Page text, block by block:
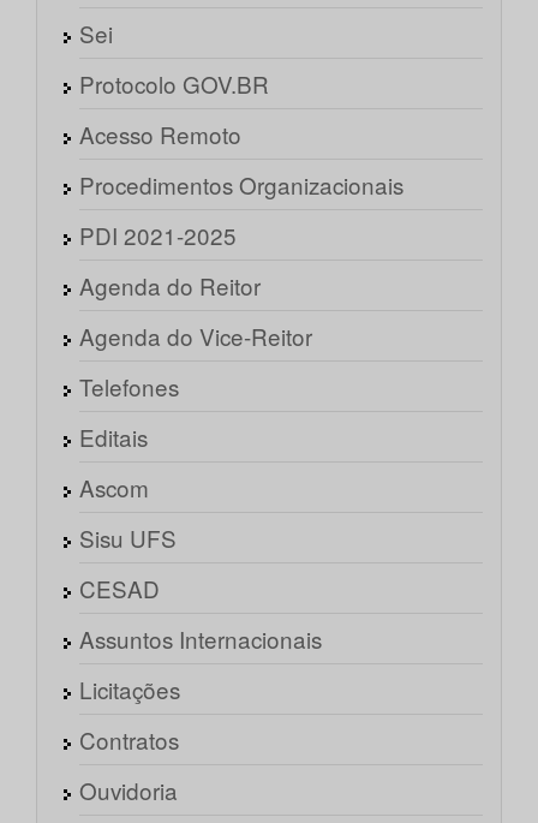
Sei
Protocolo GOV.BR
Acesso Remoto
Procedimentos Organizacionais
PDI 2021-2025
Agenda do Reitor
Agenda do Vice-Reitor
Telefones
Editais
Ascom
Sisu UFS
CESAD
Assuntos Internacionais
Licitações
Contratos
Ouvidoria